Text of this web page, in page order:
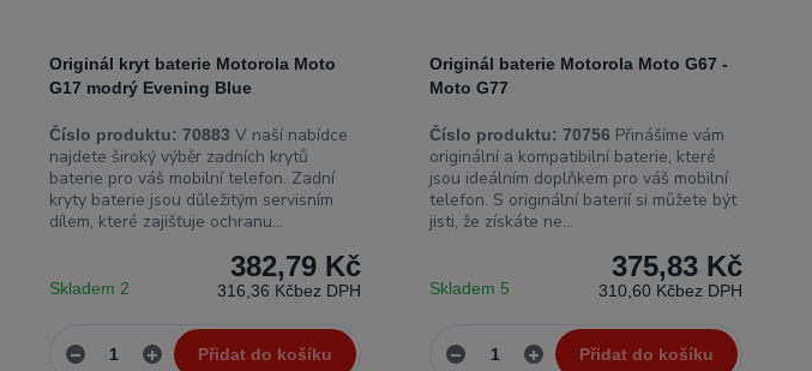
Originál kryt baterie Motorola Moto
G17 modrý Evening Blue
Číslo produktu: 70883 V naší nabídce
najdete široký výběr zadních krytů
baterie pro váš mobilní telefon. Zadní
kryty baterie jsou důležitým servisním
dílem, které zajišťuje ochranu...
382,79 Kč
316,36 Kčbez DPH
Skladem 2
Přidat do košíku
Originál baterie Motorola Moto G67 -
Moto G77
Číslo produktu: 70756 Přinášíme vám
originální a kompatibilní baterie, které
jsou ideálním doplňkem pro váš mobilní
telefon. S originální baterií si můžete být
jisti, že získáte ne...
375,83 Kč
310,60 Kčbez DPH
Skladem 5
Přidat do košíku